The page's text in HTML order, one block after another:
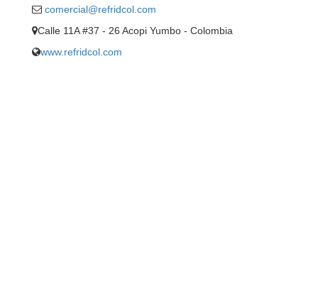
comercial@refridcol.com
Calle 11A #37 - 26 Acopi Yumbo - Colombia
www.refridcol.com